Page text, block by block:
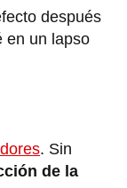
después
en un lapso
. Sin
de la